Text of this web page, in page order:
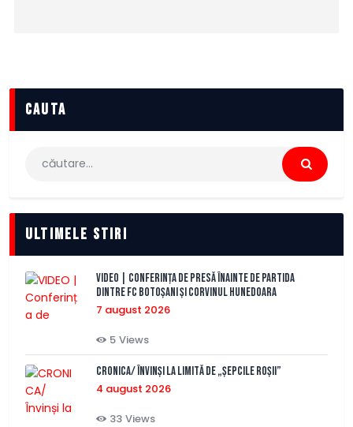
cauta
Caută
Ultimele stiri
VIDEO | Conferința de presă înainte de partida
dintre FC Botoșani și Corvinul Hunedoara
7 august 2026
5 Views
CRONICA/ Învinși la limită de „Șepcile Roșii”
4 august 2026
33 Views